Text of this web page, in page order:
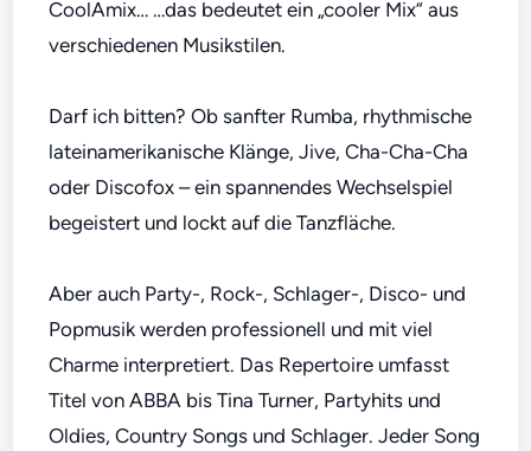
CoolAmix… …das bedeutet ein „cooler Mix“ aus
verschiedenen Musikstilen.
Darf ich bitten? Ob sanfter Rumba, rhythmische
lateinamerikanische Klänge, Jive, Cha-Cha-Cha
oder Discofox – ein spannendes Wechselspiel
begeistert und lockt auf die Tanzfläche.
Aber auch Party-, Rock-, Schlager-, Disco- und
Popmusik werden professionell und mit viel
Charme interpretiert. Das Repertoire umfasst
Titel von ABBA bis Tina Turner, Partyhits und
Oldies, Country Songs und Schlager. Jeder Song